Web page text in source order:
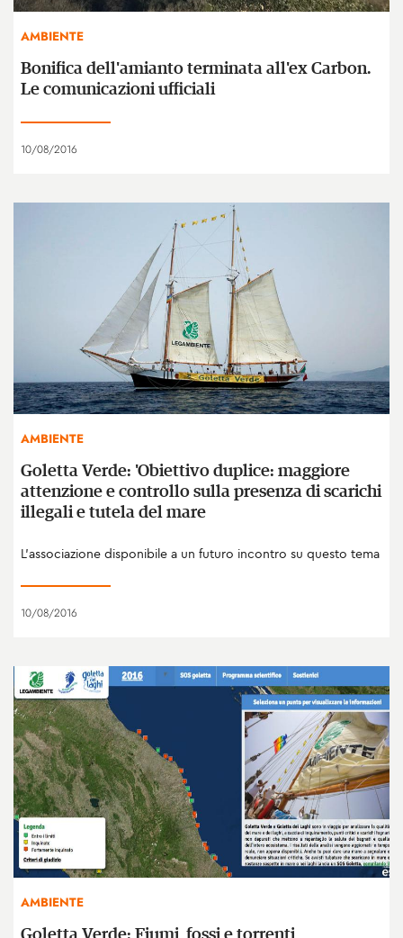
AMBIENTE
Bonifica dell'amianto terminata all'ex Carbon.
Le comunicazioni ufficiali
10/08/2016
AMBIENTE
Goletta Verde: 'Obiettivo duplice: maggiore
attenzione e controllo sulla presenza di scarichi
illegali e tutela del mare
L'associazione disponibile a un futuro incontro su questo tema
10/08/2016
AMBIENTE